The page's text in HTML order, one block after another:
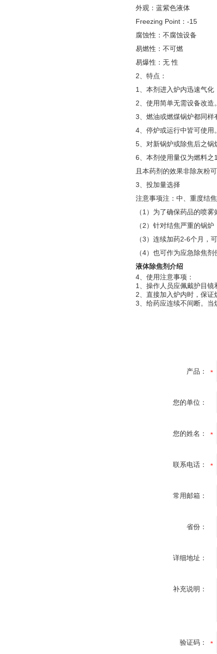
外观：蓝紫色液体
Freezing Point：-15
腐蚀性：不腐蚀设备
易燃性：不可燃
易爆性：无 性
2、特点：
1、本剂进入炉内迅速气
2、使用简单无需设备改造
3、燃油或燃煤锅炉都同样
4、停炉或运行中皆可使用
5、对新锅炉或除焦后之
6、本剂使用量仅为燃料
且本药剂的效果非除灰粉
3、投加量选择
注意事项注：中、重度结
（1）为了确保药品的喷
（2）针对结焦严重的锅
（3）连续加药2-6个月，
（4）也可作为应急除焦
液体除焦剂介绍
4、使用注意事项：
1、操作人员应佩戴护目
2、直接加入炉内时，保
3、给药应连续不间断。
产品：
您的单位：
您的姓名：
联系电话：
常用邮箱：
省份：
详细地址：
补充说明：
验证码：